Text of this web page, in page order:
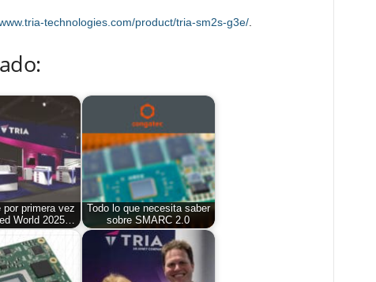
technologies.com/product/tria-sm2s-g3e/.
por primera vez
World 2025…
Todo lo que necesita saber
sobre SMARC 2.0